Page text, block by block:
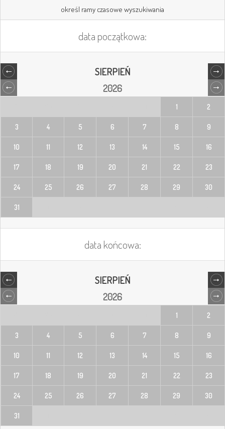
określ ramy czasowe wyszukiwania
data początkowa:
SIERPIEŃ
2026
1 2
3 4 5 6 7 8 9
10 11 12 13 14 15 16
17 18 19 20 21 22 23
24 25 26 27 28 29 30
31
data końcowa:
SIERPIEŃ
2026
1 2
3 4 5 6 7 8 9
10 11 12 13 14 15 16
17 18 19 20 21 22 23
24 25 26 27 28 29 30
31